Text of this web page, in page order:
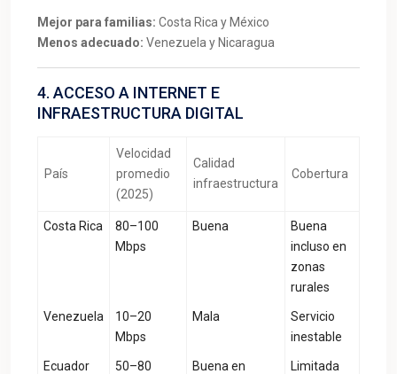
Mejor para familias: Costa Rica y México
Menos adecuado: Venezuela y Nicaragua
4. ACCESO A INTERNET E
INFRAESTRUCTURA DIGITAL
País
Velocidad
promedio
(2025)
Calidad
infraestructura
Cobertura
Costa Rica
80–100
Mbps
Buena
Buena
incluso en
zonas
rurales
Venezuela
10–20
Mbps
Mala
Servicio
inestable
Ecuador
50–80
Buena en
Limitada